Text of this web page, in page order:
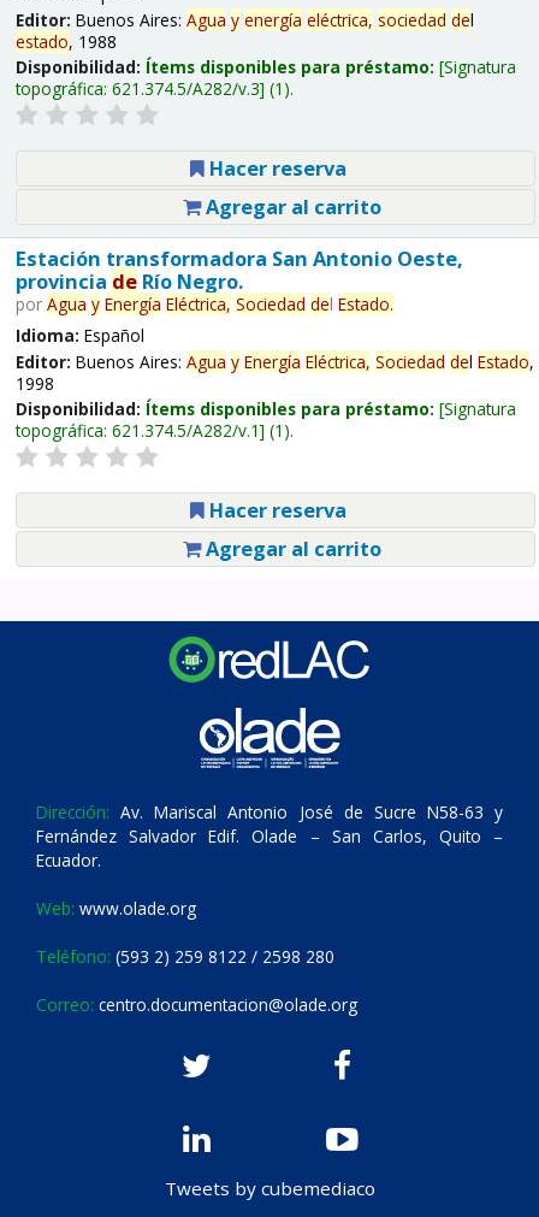
Editor: Buenos Aires: Agua y energía eléctrica, sociedad del
estado, 1988
Disponibilidad: Ítems disponibles para préstamo: Signatura
topográfica: 621.374.5/A282/v.3 (1).
Hacer reserva
Agregar al carrito
Estación transformadora San Antonio Oeste,
provincia deRío Negro.
por Agua y Energía Eléctrica, Sociedad del Estado.
Idioma: Español
Editor: Buenos Aires: Agua y Energía Eléctrica, Sociedad del Estado,
1998
Disponibilidad: Ítems disponibles para préstamo: Signatura
topográfica: 621.374.5/A282/v.1 (1).
Hacer reserva
Agregar al carrito
Dirección: Av. Mariscal Antonio José de Sucre N58-63 y
Fernández Salvador Edif. Olade – San Carlos, Quito –
Ecuador.
Web: www.olade.org
Teléfono: (593 2) 259 8122 / 2598 280
Correo: centro.documentacion@olade.org
Tweets by cubemediaco